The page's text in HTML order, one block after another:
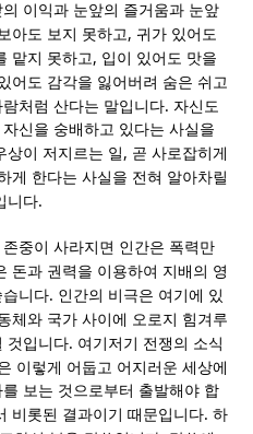
의 이익과 눈앞의 즐거움과 눈앞
아도 보지 못하고 , 귀가 있어도
맡지 못하고, 입이 있어도 맛을
어도 감각을 잃어버려 숨은 쉬고
처럼 산다는 말입니다. 자신도
신을 숭배하고 있다는 사실을
상이 저지르는 일 , 곧 사로잡히게
게 한다는 사실을 전혀 알아차릴
니다.
중이 사라지면 인간은 폭력만
돈과 권력을 이용하여 지배의 영
니다. 인간의 비극은 여기에 있
체와 국가 사이에 오로지 힘겨루
것입니다. 여기저기 전쟁의 소식
이렇게 어둡고 어지러운 세상에
보는 것으로부터 출발해야 합
비롯된 결과이기 때문입니다.하